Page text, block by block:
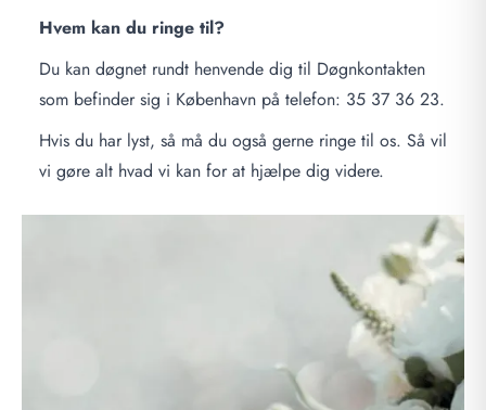
Hvem kan du ringe til?
Du kan døgnet rundt henvende dig til Døgnkontakten
som befinder sig i København på telefon: 35 37 36 23.
Hvis du har lyst, så må du også gerne ringe til os. Så vil
vi gøre alt hvad vi kan for at hjælpe dig videre.